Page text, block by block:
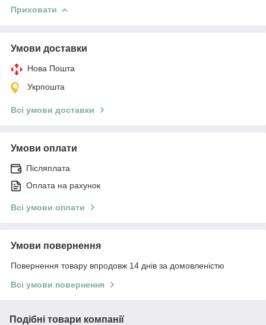
Приховати
Умови доставки
Нова Пошта
Укрпошта
Всі умови доставки
Умови оплати
Післяплата
Оплата на рахунок
Всі умови оплати
Умови повернення
Повернення товару впродовж 14 днів за домовленістю
Всі умови повернення
Подібні товари компанії